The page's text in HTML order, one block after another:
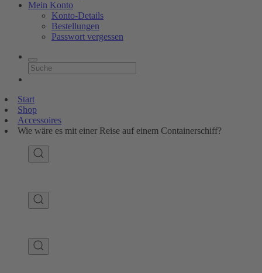
Mein Konto
Konto-Details
Bestellungen
Passwort vergessen
Start
Shop
Accessoires
Wie wäre es mit einer Reise auf einem Containerschiff?